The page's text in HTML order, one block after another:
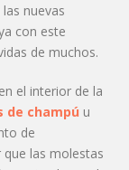
nuevas
con este
de muchos.
el interior de la
de champú u
de
las molestas